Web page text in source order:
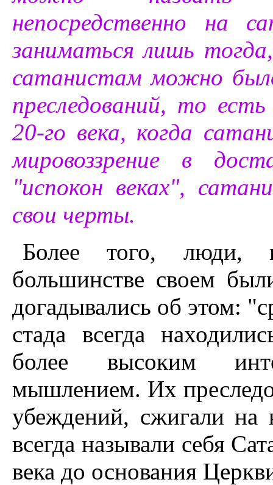
непосредственно на
заниматься лишь
сатанистам можно
преследований, то
20-го века, когда
мировоззрение в
"испокон веках",
свои черты.
Более того, люди,
большинстве своем
догадывались об этом:
стада всегда
более высоким
мышлением. Их
убеждений, сжигали на
всегда называли себя
века до основания